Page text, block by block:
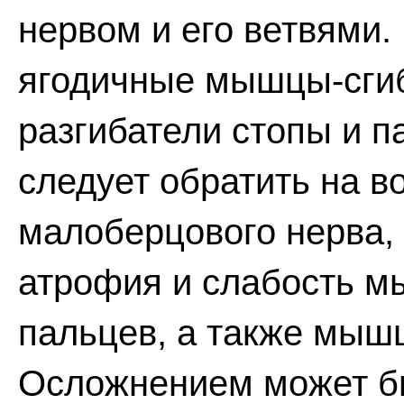
нервом и его
ягодичные мышцы-
разгибатели стопы и
следует обратить на
малоберцового
атрофия и слабость
пальцев, а также
Осложнением может